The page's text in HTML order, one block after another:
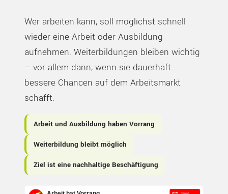
Wer arbeiten kann, soll möglichst schnell
wieder eine Arbeit oder Ausbildung
aufnehmen. Weiterbildungen bleiben wichtig
– vor allem dann, wenn sie dauerhaft
bessere Chancen auf dem Arbeitsmarkt
schafft.
Arbeit und Ausbildung haben Vorrang
Weiterbildung bleibt möglich
Ziel ist eine nachhaltige Beschäftigung